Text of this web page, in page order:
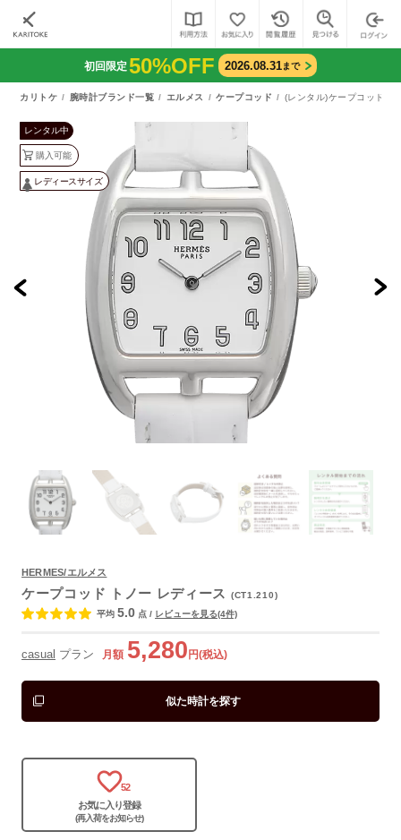
初回限定50%OFF 2026.08.31まで
カリトケ 腕時計ブランド一覧 エルメス ケープコッド (レンタル)ケープコッド
レンタル中
購入可能
レディースサイズ
HERMES/エルメス
ケープコッド トノー レディース
(CT1.210)
平均 5.0 点 / レビューを見る(4件)
casual プラン 月額 5,280 円(税込)
似た時計を探す
52
お気に入り登録
(再入荷をお知らせ)